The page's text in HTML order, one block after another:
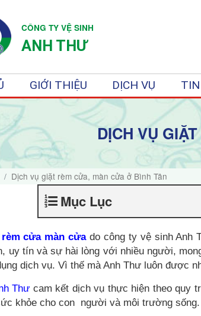
CÔNG TY VỆ SINH
ANH THƯ
GIỚI THIỆU DỊCH VỤ
DỊCH VỤ
Dịch vụ giặt rèm cửa, màn cửa ở Bình Tân
Mục Lục
cửa màn cửado công ty vệ sinh Anh
uy tín và sự hài lòng với nhiều người,
dịch vụ. Vì thế mà Anh Thư luôn được
Thư cam kết dịch vụ thực hiện theo quy
khỏe cho con người và môi trường sống.